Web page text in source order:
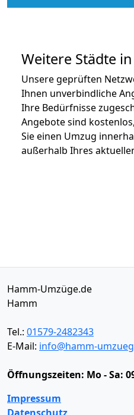
Weitere Städte
Unsere geprüften
Ihnen unverbindliche
Ihre Bedürfnisse
Angebote sind
Sie einen Umzug
außerhalb Ihres
Hamm-Umzüge.de
Hamm
Tel.: 01579-2482343
E-Mail: info@hamm-
Öffnungszeiten: Mo - Sa:
Impressum
Datenschutz